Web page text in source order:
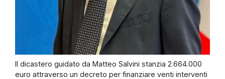
Il dicastero guidato da Matteo Salvini stanzia 2.664.000
euro attraverso un decreto per finanziare venti interventi